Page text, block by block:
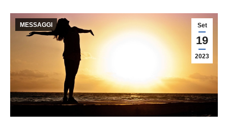
Set
19
2023
MESSAGGI